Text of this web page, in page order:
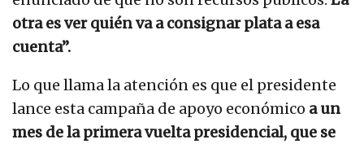
otra es ver quién va a consignar plata a esa
cuenta”.
Lo que llama la atención es que el presidente
lance esta campaña de apoyo económico a un
mes de la primera vuelta presidencial, que se